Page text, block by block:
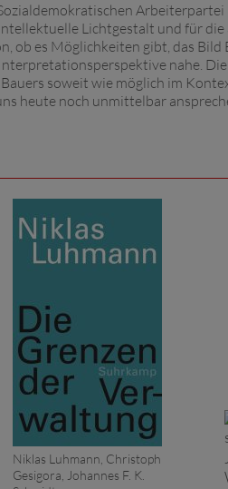
Arbeiterpartei
Lichtgestalt und für die
ob es Möglichkeiten gibt, das Bild
nahe.
soweit wie möglich im
heute noch unmittelbar
Niklas Luhmann, Christoph
Gesigora, Johannes F. K.